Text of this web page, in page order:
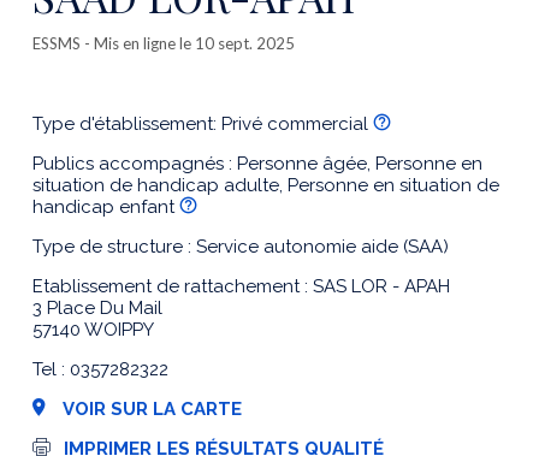
ESSMS - Mis en ligne le 10 sept. 2025
Type d'établissement: Privé commercial
Publics accompagnés : Personne âgée, Personne en
situation de handicap adulte, Personne en situation de
handicap enfant
Type de structure : Service autonomie aide (SAA)
Etablissement de rattachement : SAS LOR - APAH
3 Place Du Mail
57140 WOIPPY
Tel : 0357282322
VOIR SUR LA CARTE
I
IMPRIMER LES RÉSULTATS QUALITÉ